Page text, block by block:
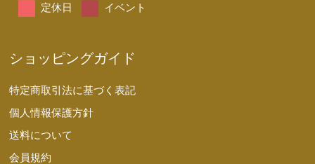
定休日 イベント
ショッピングガイド
特定商取引法に基づく表記
個人情報保護方針
送料について
会員規約